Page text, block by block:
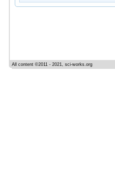
All content ©2011 - 2021, sci-works.org